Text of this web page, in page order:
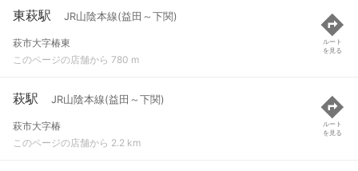
東萩駅 JR山陰本線(益田～下関)
萩市大字椿東
このページの店舗から 780 m
ルート
を見る
萩駅 JR山陰本線(益田～下関)
萩市大字椿
このページの店舗から 2.2 km
ルート
を見る